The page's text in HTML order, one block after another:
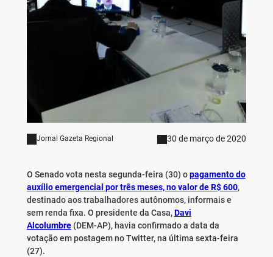
Jornal Gazeta Regional 30 de março de 2020
O Senado vota nesta segunda-feira (30) opagamento do
auxílio emergencial por três meses, no valor de R$ 600,
destinado aos trabalhadores autônomos, informais e
sem renda fixa. O presidente da Casa,Davi
Alcolumbre(DEM-AP), havia confirmado a data da
votação em postagem no Twitter, na última sexta-feira
(27).